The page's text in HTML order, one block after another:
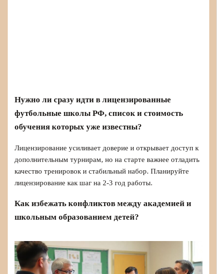
Нужно ли сразу идти в лицензированные
футбольные школы РФ, список и стоимость
обучения которых уже известны?
Лицензирование усиливает доверие и открывает доступ к
дополнительным турнирам, но на старте важнее отладить
качество тренировок и стабильный набор. Планируйте
лицензирование как шаг на 2-3 год работы.
Как избежать конфликтов между академией и
школьным образованием детей?